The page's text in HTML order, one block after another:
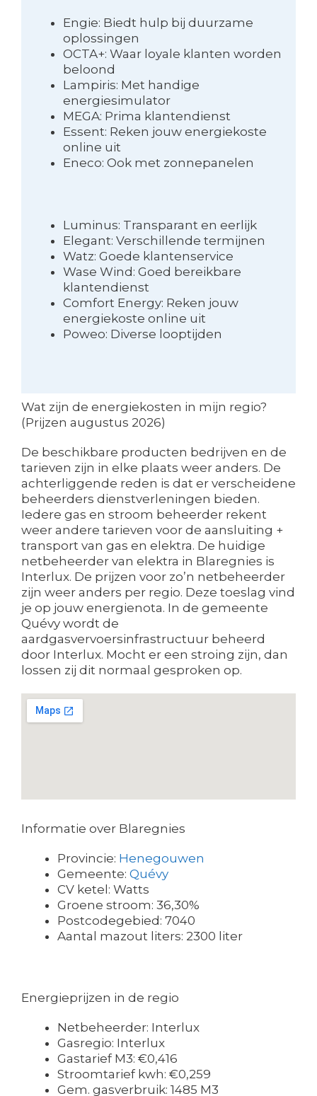
Engie: Biedt hulp bij duurzame
oplossingen
OCTA+: Waar loyale klanten worden
beloond
Lampiris: Met handige
energiesimulator
MEGA: Prima klantendienst
Essent: Reken jouw energiekoste
online uit
Eneco: Ook met zonnepanelen
Luminus: Transparant en eerlijk
Elegant: Verschillende termijnen
Watz: Goede klantenservice
Wase Wind: Goed bereikbare
klantendienst
Comfort Energy: Reken jouw
energiekoste online uit
Poweo: Diverse looptijden
Wat zijn de energiekosten in mijn regio?
(Prijzen augustus 2026)
De beschikbare producten bedrijven en de
tarieven zijn in elke plaats weer anders. De
achterliggende reden is dat er verscheidene
beheerders dienstverleningen bieden.
Iedere gas en stroom beheerder rekent
weer andere tarieven voor de aansluiting +
transport van gas en elektra. De huidige
netbeheerder van elektra in Blaregnies is
Interlux. De prijzen voor zo’n netbeheerder
zijn weer anders per regio. Deze toeslag vind
je op jouw energienota. In de gemeente
Quévy wordt de
aardgasvervoersinfrastructuur beheerd
door Interlux. Mocht er een stroing zijn, dan
lossen zij dit normaal gesproken op.
Informatie over Blaregnies
Provincie: Henegouwen
Gemeente: Quévy
CV ketel: Watts
Groene stroom: 36,30%
Postcodegebied: 7040
Aantal mazout liters: 2300 liter
Energieprijzen in de regio
Netbeheerder: Interlux
Gasregio: Interlux
Gastarief M3: €0,416
Stroomtarief kwh: €0,259
Gem. gasverbruik: 1485 M3